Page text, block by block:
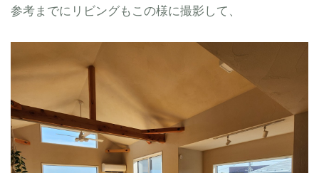
参考までにリビングもこの様に撮影して、